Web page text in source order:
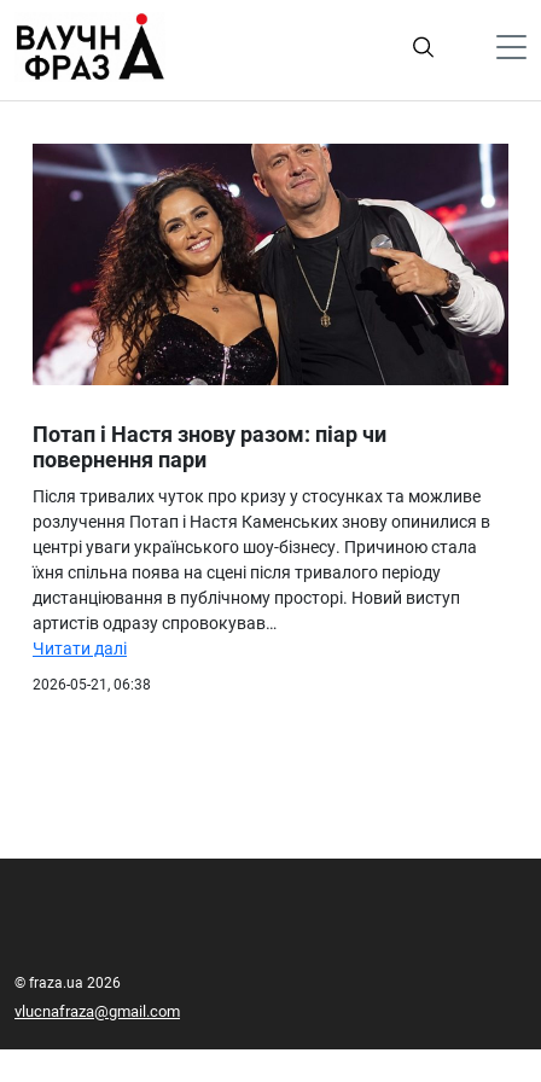
содержимому
Гроші
Життя
Лайфстайл
ТехноНаука
Людина
Ukraine
Про нас
Потап і Настя знову разом: піар чи
повернення пари
Після тривалих чуток про кризу у стосунках та можливе
розлучення Потап і Настя Каменських знову опинилися в
центрі уваги українського шоу-бізнесу. Причиною стала
їхня спільна поява на сцені після тривалого періоду
дистанціювання в публічному просторі. Новий виступ
артистів одразу спровокував…
Читати далі
2026-05-21, 06:38
© fraza.ua 2026
vlucnafraza@gmail.com